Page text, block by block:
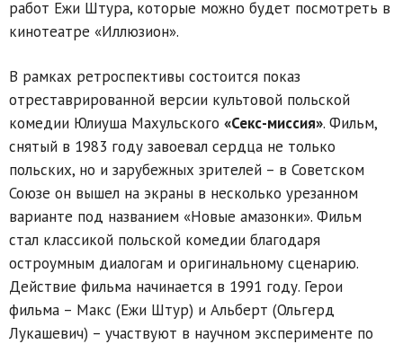
работ Ежи Штура, которые можно будет посмотреть в
кинотеатре «Иллюзион».
В рамках ретроспективы состоится показ
отреставрированной версии культовой польской
комедии Юлиуша Махульского «Секс-миссия». Фильм,
снятый в 1983 году завоевал сердца не только
польских, но и зарубежных зрителей – в Советском
Союзе он вышел на экраны в несколько урезанном
варианте под названием «Новые амазонки». Фильм
стал классикой польской комедии благодаря
остроумным диалогам и оригинальному сценарию.
Действие фильма начинается в 1991 году. Герои
фильма – Макс (Ежи Штур) и Альберт (Ольгерд
Лукашевич) – участвуют в научном эксперименте по